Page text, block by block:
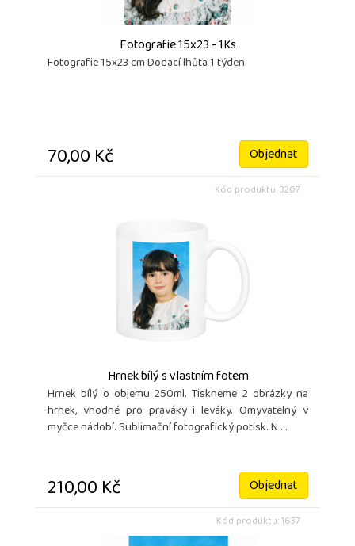
Fotografie 15x23 - 1Ks
Fotografie 15x23 cm Dodací lhůta 1 týden
70,00 Kč Objednat
Kód produktu: 3207
Hrnek bílý s vlastním fotem
Hrnek bílý o objemu 250ml. Tiskneme 2 obrázky na
hrnek, vhodné pro praváky i leváky. Omyvatelný v
myčce nádobí. Sublimační fotografický potisk. N ...
210,00 Kč Objednat
Kód produktu: 1637